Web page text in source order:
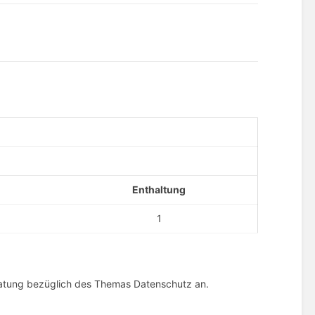
Enthaltung
1
bezüglich des Themas Datenschutz an.